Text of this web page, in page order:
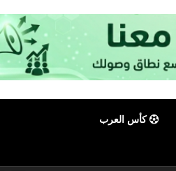
كأس العرب